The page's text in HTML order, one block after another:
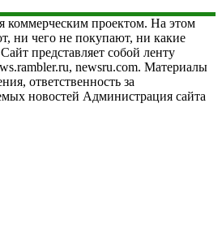
коммерческим проектом. На этом
ни чего не покупают, ни какие
представляет собой ленту
newsru.com. Материалы
ответственность за
новостей Администрация сайта